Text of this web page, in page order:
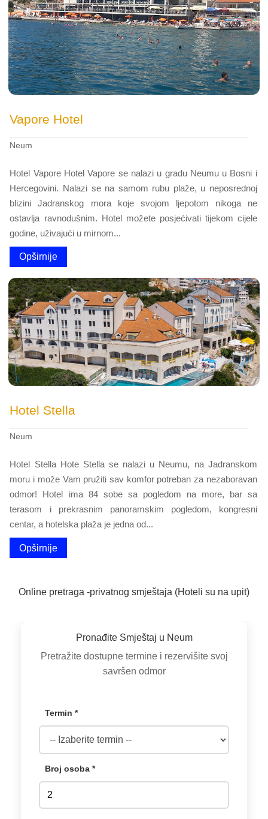
Vapore Hotel
Neum
Hotel Vapore Hotel Vapore se nalazi u gradu Neumu u Bosni i
Hercegovini. Nalazi se na samom rubu plaže, u neposrednoj
blizini Jadranskog mora koje svojom ljepotom nikoga ne
ostavlja ravnodušnim. Hotel možete posjećivati ​​tijekom cijele
godine, uživajući u mirnom...
Opširnije
Hotel Stella
Neum
Hotel Stella Hote Stella se nalazi u Neumu, na Jadranskom
moru i može Vam pružiti sav komfor potreban za nezaboravan
odmor! Hotel ima 84 sobe sa pogledom na more, bar sa
terasom i prekrasnim panoramskim pogledom, kongresni
centar, a hotelska plaža je jedna od...
Opširnije
Online pretraga -privatnog smještaja (Hoteli su na upit)
Pronađite Smještaj u Neum
Pretražite dostupne termine i rezervišite svoj
savršen odmor
Termin *
Broj osoba *